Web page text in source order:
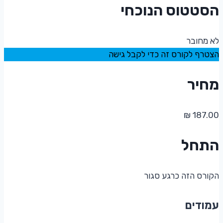
הסטטוס הנוכחי
לא מחובר
הצטרף לקורס זה כדי לקבל גישה
מחיר
התחל
הקורס הזה כרגע סגור
עמודים